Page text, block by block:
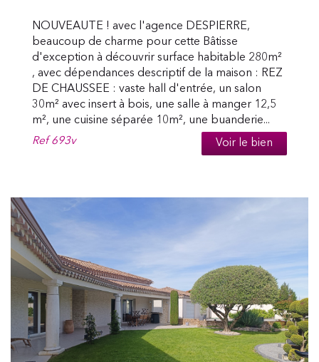
NOUVEAUTE ! avec l'agence DESPIERRE,
beaucoup de charme pour cette Bâtisse
d'exception à découvrir surface habitable 280m²
, avec dépendances descriptif de la maison : REZ
DE CHAUSSEE : vaste hall d'entrée, un salon
30m² avec insert à bois, une salle à manger 12,5
m², une cuisine séparée 10m², une buanderie...
Ref693v Voir le bien